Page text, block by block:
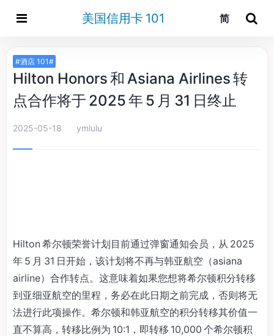
美国信用卡 101 简
#酒店 101#
Hilton Honors 和 Asiana Airlines 转
点合作将于 2025 年 5 月 31 日终止
2025-05-18 ymlulu
Hilton 希尔顿荣誉计划目前通过弹窗通知会员，从 2025
年 5 月 31 日开始，该计划将不再与韩亚航空（asiana
airline）合作转点。这意味着如果您想将希尔顿积分转移
到亚细亚航空的里程，务必在此日期之前完成，否则将无
法进行此项操作。希尔顿和韩亚航空的积分转移其价值一
直不算高，转移比例为 10:1，即转移 10,000 个希尔顿积